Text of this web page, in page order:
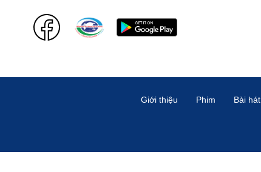
Giới thiệu Phim Bài hát